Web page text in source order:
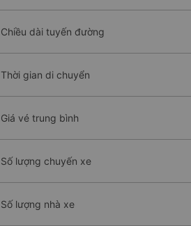
Chiều dài tuyến đường
Thời gian di chuyển
Giá vé trung bình
Số lượng chuyến xe
Số lượng nhà xe